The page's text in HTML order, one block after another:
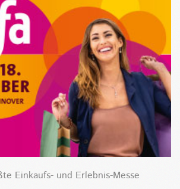
Einkaufs- und Erlebnis-Messe